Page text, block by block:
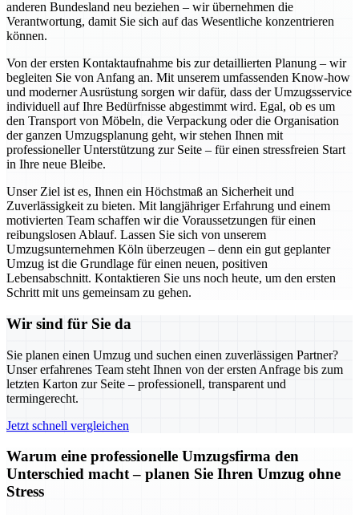
anderen Bundesland neu beziehen – wir übernehmen die
Verantwortung, damit Sie sich auf das Wesentliche konzentrieren
können.
Von der ersten Kontaktaufnahme bis zur detaillierten Planung – wir
begleiten Sie von Anfang an. Mit unserem umfassenden Know-how
und moderner Ausrüstung sorgen wir dafür, dass der Umzugsservice
individuell auf Ihre Bedürfnisse abgestimmt wird. Egal, ob es um
den Transport von Möbeln, die Verpackung oder die Organisation
der ganzen Umzugsplanung geht, wir stehen Ihnen mit
professioneller Unterstützung zur Seite – für einen stressfreien Start
in Ihre neue Bleibe.
Unser Ziel ist es, Ihnen ein Höchstmaß an Sicherheit und
Zuverlässigkeit zu bieten. Mit langjähriger Erfahrung und einem
motivierten Team schaffen wir die Voraussetzungen für einen
reibungslosen Ablauf. Lassen Sie sich von unserem
Umzugsunternehmen Köln überzeugen – denn ein gut geplanter
Umzug ist die Grundlage für einen neuen, positiven
Lebensabschnitt. Kontaktieren Sie uns noch heute, um den ersten
Schritt mit uns gemeinsam zu gehen.
Wir sind für Sie da
Sie planen einen Umzug und suchen einen zuverlässigen Partner?
Unser erfahrenes Team steht Ihnen von der ersten Anfrage bis zum
letzten Karton zur Seite – professionell, transparent und
termingerecht.
Jetzt schnell vergleichen
Warum eine professionelle Umzugsfirma den
Unterschied macht – planen Sie Ihren Umzug ohne
Stress